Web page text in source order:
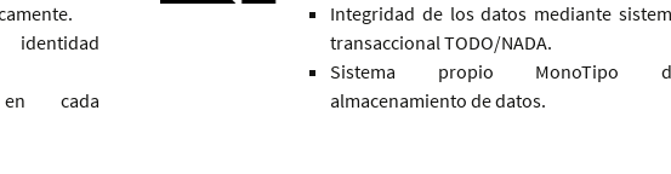
en cada
Integridad de los datos mediante
transaccional TODO/NADA.
Sistema propio MonoTipo
almacenamiento de datos.